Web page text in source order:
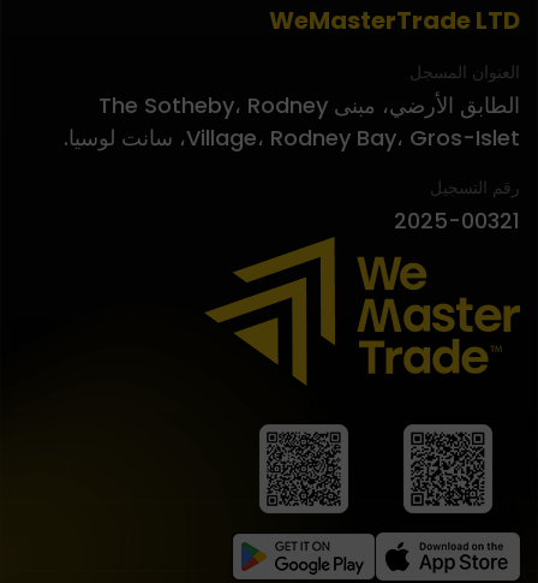
WeMasterTrade LTD
العنوان المسجل
الطابق الأرضي، مبنى The Sotheby، Rodney
Village، Rodney Bay، Gros-Islet، سانت لوسيا.
رقم التسجيل
2025-00321